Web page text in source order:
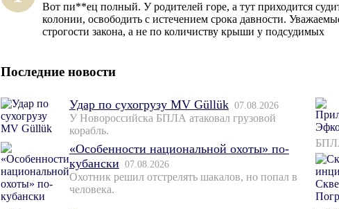
Вот пи**ец полный. У родителей горе, а тут приходится
колонии, освободить с истечением срока давности.
строгости закона, а не по количиству крыши у подсудимых
Последние новости
Удар по сухогрузу MV Güllük 07.08.2026
У Новороссийска БПЛА атаковал грузовой
корабль.
«Особенности национальной охоты» по-
кубански 07.08.2026
Охотник решил отстрелять шакалов, но попал в
человека.